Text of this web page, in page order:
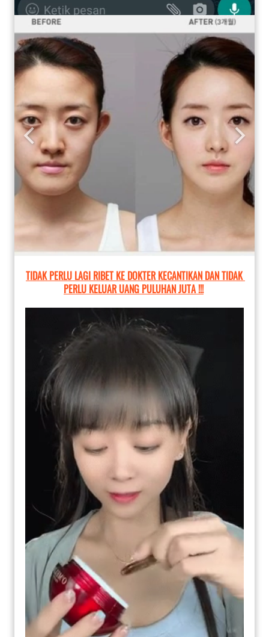
TIDAK PERLU LAGI RIBET KE DOKTER KECANTIKAN DAN TIDAK
PERLU KELUAR UANG PULUHAN JUTA !!!